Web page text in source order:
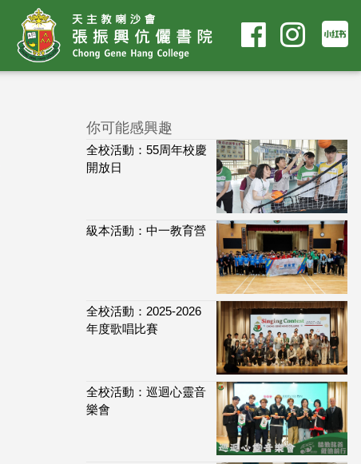
你可能感興趣
全校活動：55周年校慶
開放日
級本活動：中一教育營
全校活動：2025-2026
年度歌唱比賽
全校活動：巡迴心靈音
樂會